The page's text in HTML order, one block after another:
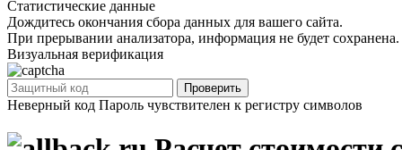
Статистические данные
Дождитесь окончания сбора данных для вашего сайта.
При прерывании анализатора, информация не будет сохранена.
Визуальная верификация
Проверить
Неверный код Пароль чувствителен к регистру символов